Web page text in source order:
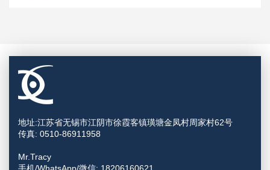
地址:江苏省无锡市江阴市徐霞客镇璜塘金凤村周家村62号
传真: 0510-86911958
Mr.Tracy